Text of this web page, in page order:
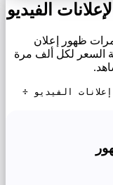
الفيديو
ظهور إعلان
هذا علامة السعر لكل ألف مرة
الفيديو ÷